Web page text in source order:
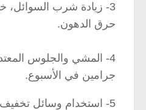
3- زيادة شرب السوائل،
حرق الدهون.
جرامين في الأسبوع.
5- استخدام وسائل